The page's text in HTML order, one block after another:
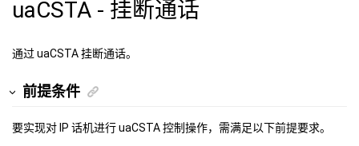
uaCSTA - 挂断通话
通过 uaCSTA 挂断通话。
前提条件
要实现对 IP 话机进行 uaCSTA 控制操作，需满足以下前提要求。